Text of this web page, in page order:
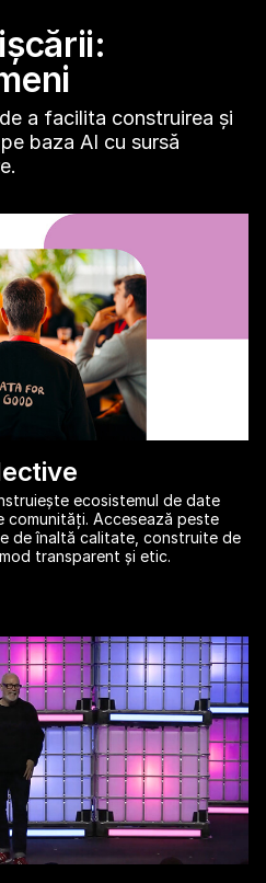
a facilita construirea și
baza AI cu sursă
ecosistemul de date
Accesează peste
de înaltă calitate, construite de
transparent și etic.